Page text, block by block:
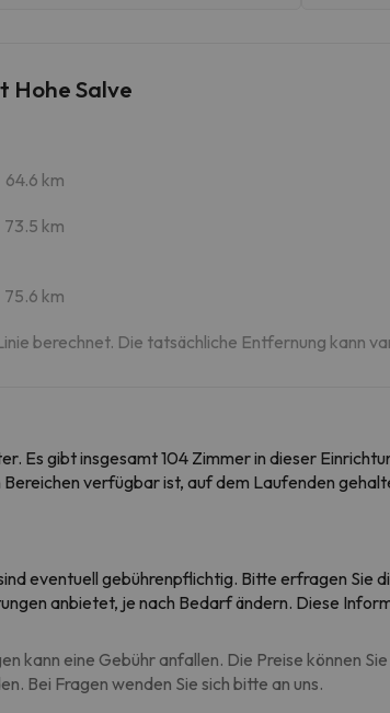
Hohe Salve
64.6 km
73.5 km
75.6 km
berechnet. Die tatsächliche Entfernung kann
Es gibt insgesamt 104 Zimmer in dieser
verfügbar ist, auf dem Laufenden
eventuell gebührenpflichtig. Bitte erfragen Sie
anbietet, je nach Bedarf ändern. Diese
kann eine Gebühr anfallen. Die Preise können
Bei Fragen wenden Sie sich bitte an uns.